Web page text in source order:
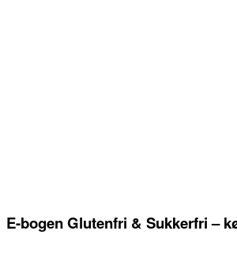
E-bogen Glutenfri & Sukkerfri –